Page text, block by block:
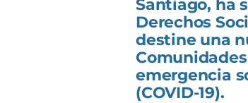
Santiago, ha
Derechos
destine una
emergencia
(COVID-19).